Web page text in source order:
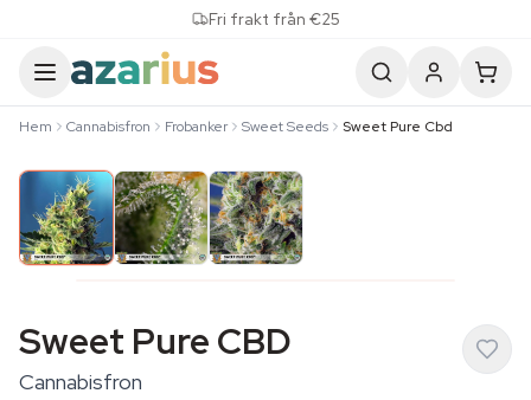
Fri frakt från €25
Hem Cannabisfron Frobanker Sweet Seeds Sweet Pure Cbd
Sweet Pure CBD
Cannabisfron